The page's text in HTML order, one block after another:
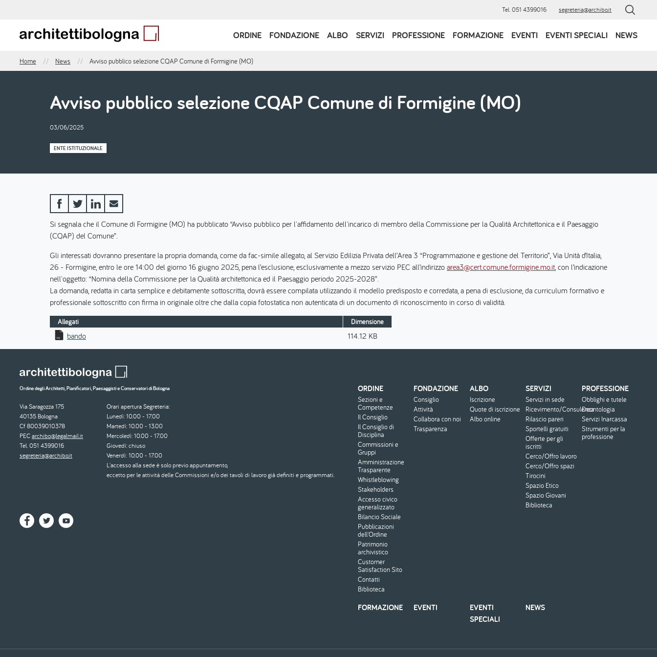
contenuto
principale
Tel. 051 4399016 segreteria@archibo.it
Navigazione
ORDINE FONDAZIONE ALBO SERVIZI PROFESSIONE FORMAZIONE EVENTI EVENTI SPECIALI NEWS
Briciole
Home News Avviso pubblico selezione CQAP Comune di Formigine (MO)
Avviso pubblico selezione CQAP Comune di Formigine (MO)
03/06/2025
ENTE ISTITUZIONALE
Si segnala che il Comune di Formigine (MO) ha pubblicato “Avviso pubblico per l'affidamento dell'incarico di membro della Commissione per la Qualità Architettonica e il Paesaggio
(CQAP) del Comune”.
Gli interessati dovranno presentare la propria domanda, come da fac-simile allegato, al Servizio Edilizia Privata dell’Area 3 “Programmazione e gestione del Territorio”, Via Unità d’Italia,
26 - Formigine, entro le ore 14:00 del giorno 16 giugno 2025, pena l’esclusione, esclusivamente a mezzo servizio PEC all’indirizzo area3@cert.comune.formigine.mo.it, con l’indicazione
nell'oggetto: “Nomina della Commissione per la Qualità architettonica ed il Paesaggio periodo 2025-2028”.
La domanda, redatta in carta semplice e debitamente sottoscritta, dovrà essere compilata utilizzando il modello predisposto e corredata, a pena di esclusione, da curriculum formativo e
professionale sottoscritto con firma in originale oltre che dalla copia fotostatica non autenticata di un documento di riconoscimento in corso di validità.
Allegati Dimensione
bando 114.12 KB
Ordine degli Architetti, Pianificatori, Paesaggisti e Conservatori di Bologna
Via Saragozza 175
40135 Bologna
Cf 80039010378
PECarchibo@legalmail.it
Tel. 051 4399016
segreteria@archibo.it
Orari apertura Segreteria:
Lunedì: 10.00 - 17.00
Martedì: 10.00 - 13.00
Mercoledì: 10.00 - 17.00
Giovedì: chiuso
Venerdì: 10.00 - 17.00
L'accesso alla sede è solo previo appuntamento,
eccetto per le attività delle Commissioni e/o dei tavoli di lavoro già definiti e programmati.
Menu
footer
ORDINE
Sezioni e
Competenze
Il Consiglio
Il Consiglio di
Disciplina
Commissioni e
Gruppi
Amministrazione
Trasparente
Whistleblowing
Stakeholders
Accesso civico
generalizzato
Bilancio Sociale
Pubblicazioni
dell'Ordine
Patrimonio
archivistico
Customer
Satisfaction Sito
Contatti
Biblioteca
FONDAZIONE
Consiglio
Attività
Collabora con noi
Trasparenza
ALBO
Iscrizione
Quote di iscrizione
Albo online
SERVIZI
Servizi in sede
Ricevimento/Consulenza
Rilascio pareri
Sportelli gratuiti
Offerte per gli
iscritti
Cerco/Offro lavoro
Cerco/Offro spazi
Tirocini
Spazio Etico
Spazio Giovani
Biblioteca
PROFESSIONE
Obblighi e tutele
Deontologia
Servizi Inarcassa
Strumenti per la
professione
FORMAZIONE EVENTI
EVENTI
SPECIALI
NEWS